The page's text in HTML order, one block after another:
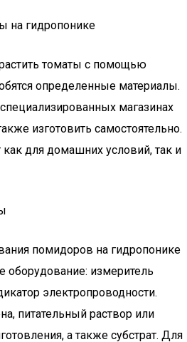
на гидропонике
томаты с помощью
определенные материалы.
магазинах
изготовить самостоятельно.
как для домашних условий, так и
помидоров на гидропонике
оборудование: измеритель
электропроводности.
питательный раствор или
а также субстрат. Для